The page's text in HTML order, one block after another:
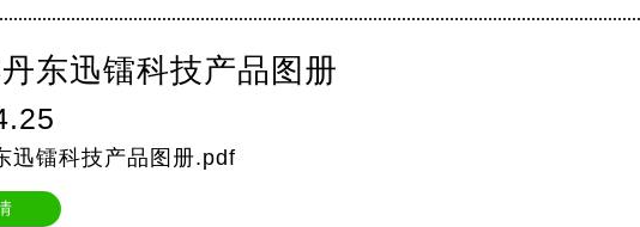
东迅镭科技产品图册
迅镭科技产品图册.pdf